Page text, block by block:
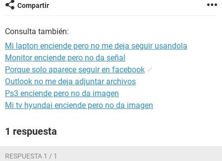
Compartir
Consulta también:
Mi lapton enciende pero no me deja seguir usandola
Monitor enciende pero no da señal
Porque solo aparece seguir en facebook ✓
Outlook no me deja adjuntar archivos
Ps3 enciende pero no da imagen
Mi tv hyundai enciende pero no da imagen
1 respuesta
RESPUESTA 1 / 1